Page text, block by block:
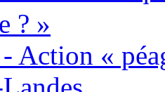
? »
Action «